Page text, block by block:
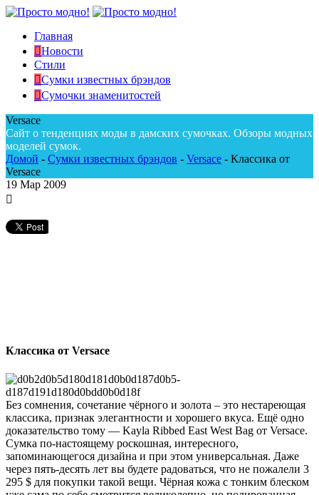
Главная
Новости
Стили
Сумки известных брэндов
Сумочки знаменитостей
Versace
Сайт о тенденциях моды в дамских сумочках. Обзоры модных
моделей сумок.
Домой - Сумки известных брэндов - Versace - Классика от
Versace
19 Мар 2009
Классика от Versace
Без сомнения, сочетание чёрного и золота – это нестареющая
классика, признак элегантности и хорошего вкуса. Ещё одно
доказательство тому — Kayla Ribbed East West Bag от Versace.
Сумка по-настоящему роскошная, интересного,
запоминающегося дизайна и при этом универсальная. Даже
через пять-десять лет вы будете радоваться, что не пожалели 3
295 $ для покупки такой вещи. Чёрная кожа с тонким блеском